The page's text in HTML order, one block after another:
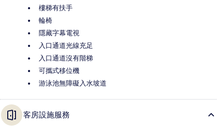
樓梯有扶手
輪椅
隱藏字幕電視
入口通道光線充足
入口通道沒有階梯
可攜式移位機
游泳池無障礙入水坡道
客房設施服務